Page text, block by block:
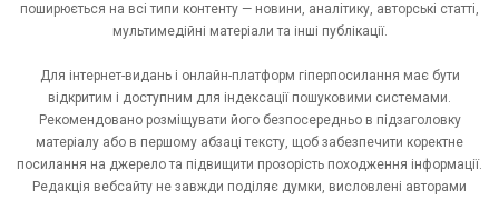
поширюється на всі типи контенту — новини, аналітику, авторські статті,
мультимедійні матеріали та інші публікації.
Для інтернет-видань і онлайн-платформ гіперпосилання має бути
відкритим і доступним для індексації пошуковими системами.
Рекомендовано розміщувати його безпосередньо в підзаголовку
матеріалу або в першому абзаці тексту, щоб забезпечити коректне
посилання на джерело та підвищити прозорість походження інформації.
Редакція вебсайту не завжди поділяє думки, висловлені авторами